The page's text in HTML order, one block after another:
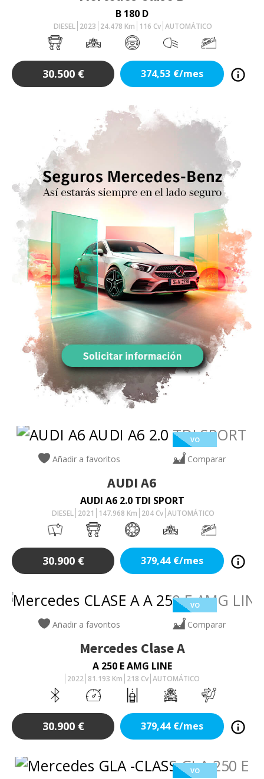
B 180 D
DIESEL 2023 24.478 Km 116 Cv AUTOMÁTICO
30.500 € 374,53 €/mes
VO
Añadir a favoritos Comparar
AUDIA6
AUDI A6 2.0 TDI SPORT
DIESEL 2021 147.968 Km 204Cv AUTOMÁTICO
30.900 € 379,44 €/mes
VO
Añadir a favoritos Comparar
Mercedes Clase A
A 250 E AMG LINE
2022 81.193 Km 218 Cv AUTOMÁTICO
30.900 € 379,44 €/mes
VO